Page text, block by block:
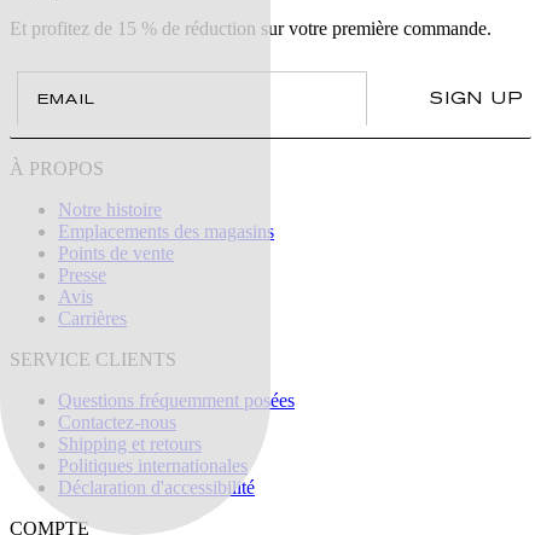
Et profitez de 15 % de réduction sur votre première commande.
SIGN UP
À PROPOS
Notre histoire
Emplacements des magasins
Points de vente
Presse
Avis
Carrières
SERVICE CLIENTS
Questions fréquemment posées
Contactez-nous
Shipping et retours
Politiques internationales
Déclaration d'accessibilité
COMPTE